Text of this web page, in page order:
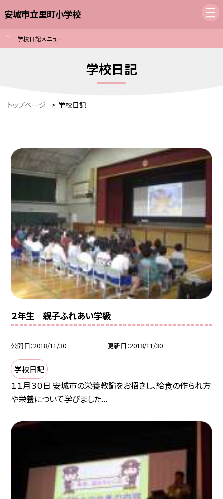
安城市立里町小学校
学校日記メニュー
学校日記
トップページ > 学校日記
２年生 親子ふれあい学級
公開日 2018/11/30 更新日 2018/11/30
学校日記
１１月３０日 安城市の栄養教諭をお招きし、給食の作られ方
や栄養について学びました...